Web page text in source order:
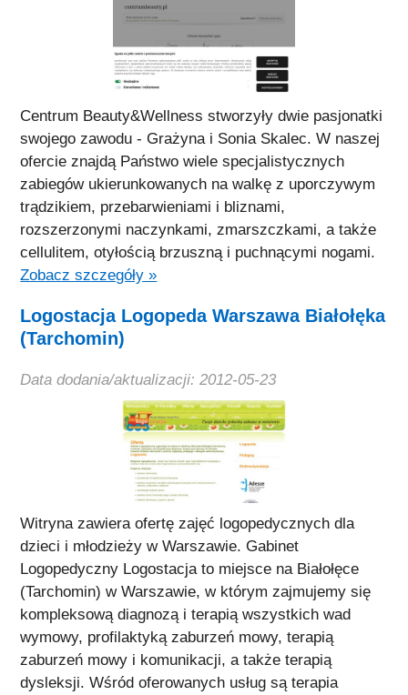
Centrum Beauty&Wellness stworzyły dwie pasjonatki
swojego zawodu - Grażyna i Sonia Skalec. W naszej
ofercie znajdą Państwo wiele specjalistycznych
zabiegów ukierunkowanych na walkę z uporczywym
trądzikiem, przebarwieniami i bliznami,
rozszerzonymi naczynkami, zmarszczkami, a także
cellulitem, otyłością brzuszną i puchnącymi nogami.
Zobacz szczegóły »
Logostacja Logopeda Warszawa Białołęka
(Tarchomin)
Data dodania/aktualizacji: 2012-05-23
Witryna zawiera ofertę zajęć logopedycznych dla
dzieci i młodzieży w Warszawie. Gabinet
Logopedyczny Logostacja to miejsce na Białołęce
(Tarchomin) w Warszawie, w którym zajmujemy się
kompleksową diagnozą i terapią wszystkich wad
wymowy, profilaktyką zaburzeń mowy, terapią
zaburzeń mowy i komunikacji, a także terapią
dysleksji. Wśród oferowanych usług są terapia